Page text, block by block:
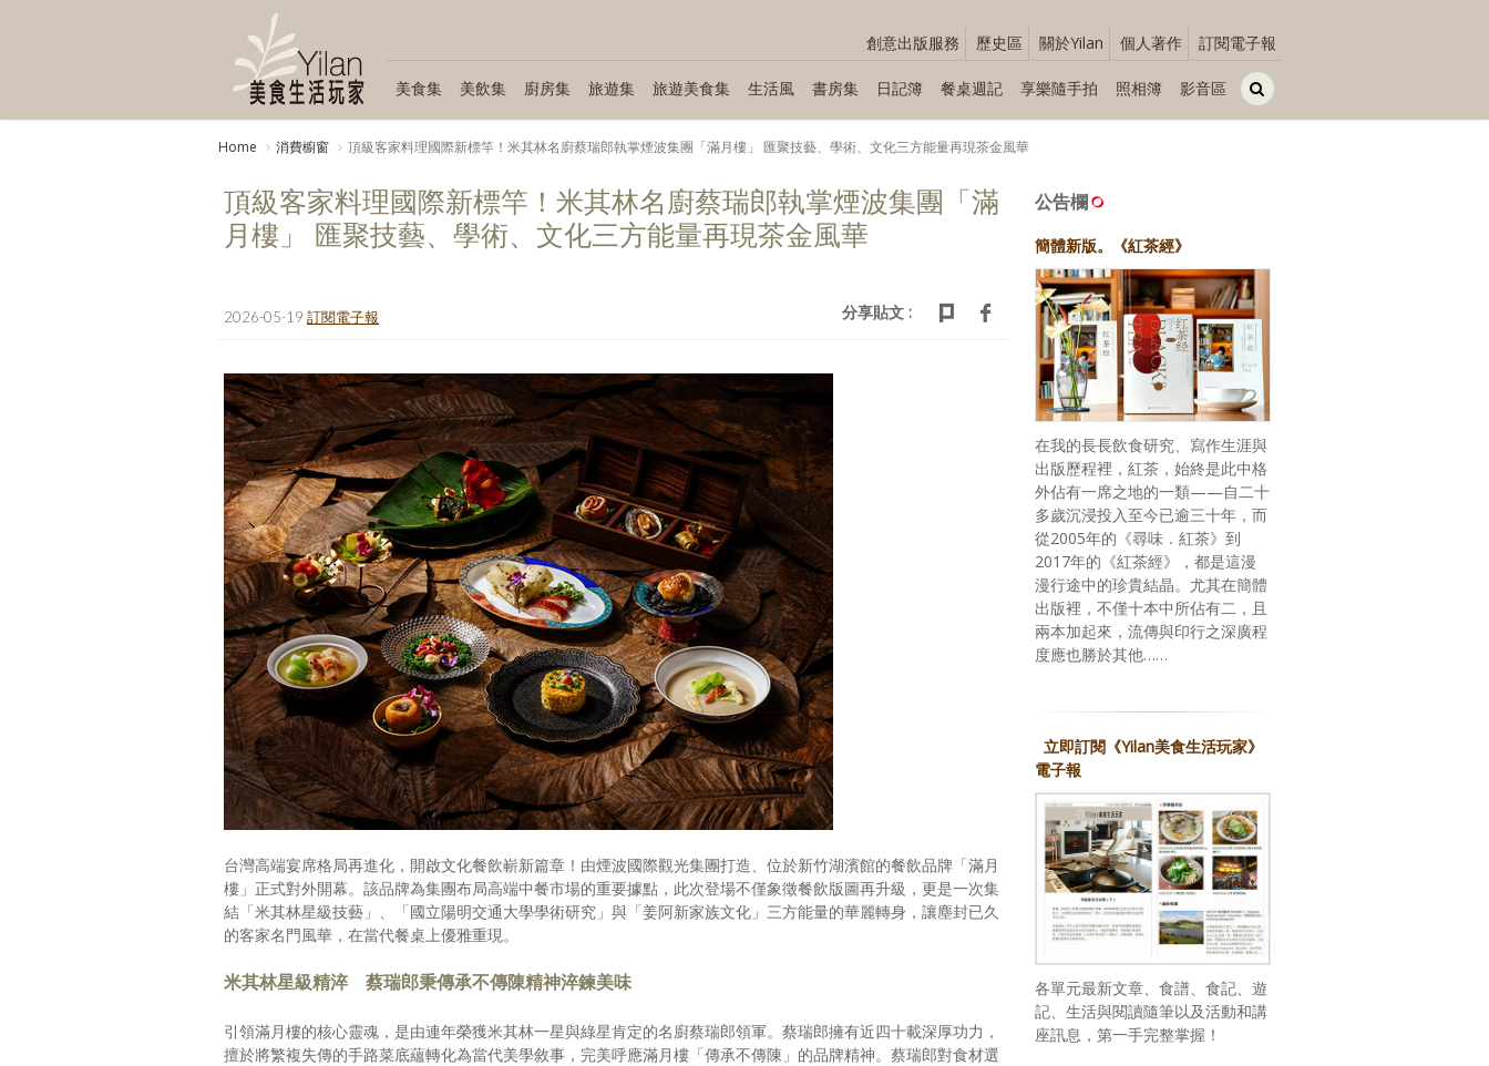
創意出版服務 歷史區 關於Yilan 個人著作 訂閱電子報
美食集 美飲集 廚房集 旅遊集 旅遊美食集 生活風 書房集 日記簿 餐桌週記 享樂隨手拍 照相簿 影音區
Home 消費櫥窗 頂級客家料理國際新標竿！米其林名廚蔡瑞郎執掌煙波集團「滿月樓」 匯聚技藝、學術、文化三方能量再現茶金風華
頂級客家料理國際新標竿！米其林名廚蔡瑞郎執掌煙波集團「滿
月樓」 匯聚技藝、學術、文化三方能量再現茶金風華
2026-05-19 訂閱電子報 分享貼文 :
台灣高端宴席格局再進化，開啟文化餐飲嶄新篇章！由煙波國際觀光集團打造、位於新竹湖濱館的餐飲品牌「滿月
樓」正式對外開幕。該品牌為集團布局高端中餐市場的重要據點，此次登場不僅象徵餐飲版圖再升級，更是一次集
結「米其林星級技藝」、「國立陽明交通大學學術研究」與「姜阿新家族文化」三方能量的華麗轉身，讓塵封已久
的客家名門風華，在當代餐桌上優雅重現。
米其林星級精淬 蔡瑞郎秉傳承不傳陳精神淬鍊美味
引領滿月樓的核心靈魂，是由連年榮獲米其林一星與綠星肯定的名廚蔡瑞郎領軍。蔡瑞郎擁有近四十載深厚功力，
擅於將繁複失傳的手路菜底蘊轉化為當代美學敘事，完美呼應滿月樓「傳承不傳陳」的品牌精神。蔡瑞郎對食材選
公告欄
簡體新版。《紅茶經》
在我的長長飲食研究、寫作生涯與
出版歷程裡，紅茶，始終是此中格
外佔有一席之地的一類——自二十
多歲沉浸投入至今已逾三十年，而
從2005年的《尋味．紅茶》到
2017年的《紅茶經》，都是這漫
漫行途中的珍貴結晶。尤其在簡體
出版裡，不僅十本中所佔有二，且
兩本加起來，流傳與印行之深廣程
度應也勝於其他……
立即訂閱《Yilan美食生活玩家》
電子報
各單元最新文章、食譜、食記、遊
記、生活與閱讀隨筆以及活動和講
座訊息，第一手完整掌握！